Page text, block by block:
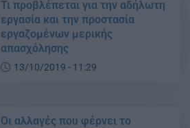
Τι προβλέπεται για την αδήλωτη
εργασία και την προστασία
εργαζομένων μερικής
απασχόλησης
13/10/2019 - 11:29
Οι αλλαγές που φέρνει το